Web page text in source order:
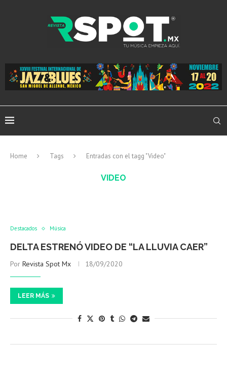
Home Tags Entradas con el tagg "Video"
VIDEO
Destacados Música
DELTA ESTRENÓ VIDEO DE “LA LLUVIA CAER”
Por Revista Spot Mx 18/09/2020
LEER MÁS